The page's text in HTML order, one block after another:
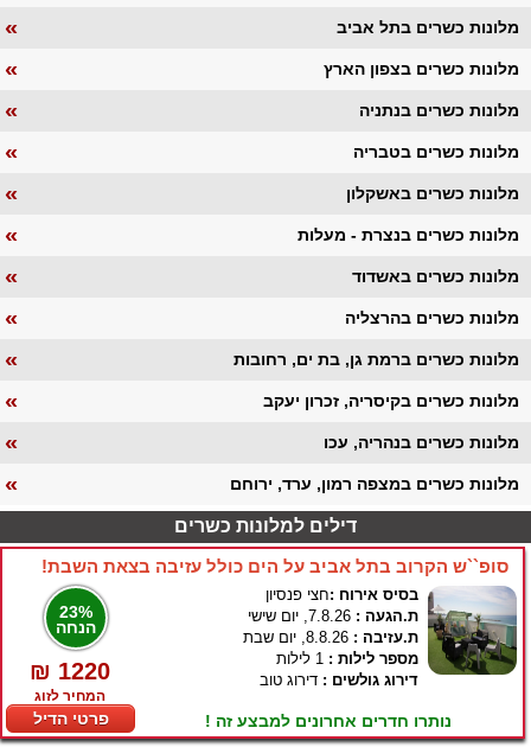
« מלונות כשרים בתל אביב
« מלונות כשרים בצפון הארץ
« מלונות כשרים בנתניה
« מלונות כשרים בטבריה
« מלונות כשרים באשקלון
« מלונות כשרים בנצרת - מעלות
« מלונות כשרים באשדוד
« מלונות כשרים בהרצליה
« מלונות כשרים ברמת גן, בת ים, רחובות
« מלונות כשרים בקיסריה, זכרון יעקב
« מלונות כשרים בנהריה, עכו
« מלונות כשרים במצפה רמון, ערד, ירוחם
דילים למלונות כשרים
סופ``ש הקרוב בתל אביב על הים כולל עזיבה בצאת השבת!
23%
הנחה
₪ 1220
המחיר לזוג
פרטי הדיל
בסיס אירוח :חצי פנסיון
ת.הגעה :
ת.עזיבה :
מספר לילות :
דירוג גולשים : דירוג טוב
נותרו חדרים אחרונים למבצע זה !